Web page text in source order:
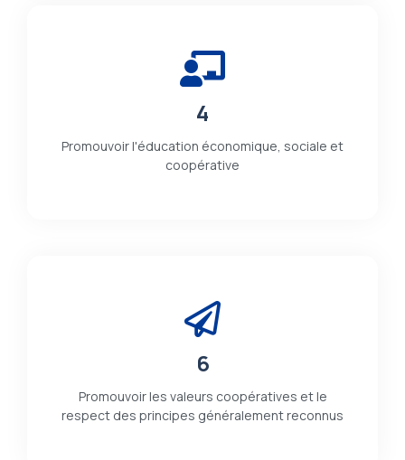
4
Promouvoir l'éducation économique, sociale et
coopérative
6
Promouvoir les valeurs coopératives et le
respect des principes généralement reconnus